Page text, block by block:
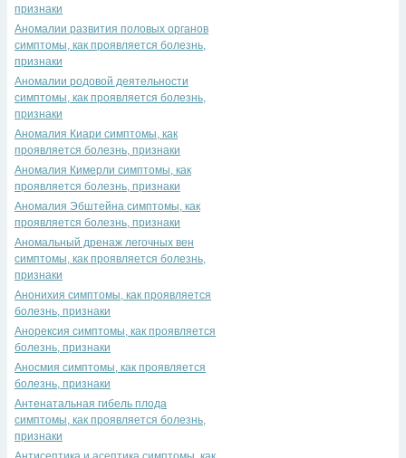
признаки
Аномалии развития половых органов
симптомы, как проявляется болезнь,
признаки
Аномалии родовой деятельности
симптомы, как проявляется болезнь,
признаки
Аномалия Киари симптомы, как
проявляется болезнь, признаки
Аномалия Кимерли симптомы, как
проявляется болезнь, признаки
Аномалия Эбштейна симптомы, как
проявляется болезнь, признаки
Аномальный дренаж легочных вен
симптомы, как проявляется болезнь,
признаки
Анонихия симптомы, как проявляется
болезнь, признаки
Анорексия симптомы, как проявляется
болезнь, признаки
Аносмия симптомы, как проявляется
болезнь, признаки
Антенатальная гибель плода
симптомы, как проявляется болезнь,
признаки